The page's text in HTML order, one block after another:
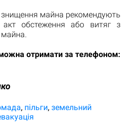
майна рекомендують
акт обстеження або витяг з
можна отримати за телефоном:
пільги земельний